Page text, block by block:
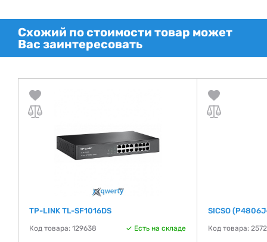
Схожий по стоимости товар может
Вас заинтересовать
TP-LINK TL-SF1016DS
Код товара: 129638 Есть на складе
SICSO
Код товара: